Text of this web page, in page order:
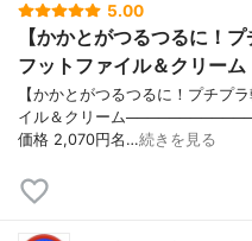
5.00
【かかとがつるつるに！
フットファイル＆クリーム
【かかとがつるつるに！プチプ
イル＆クリーム
価格 2,070円名…続きを見る